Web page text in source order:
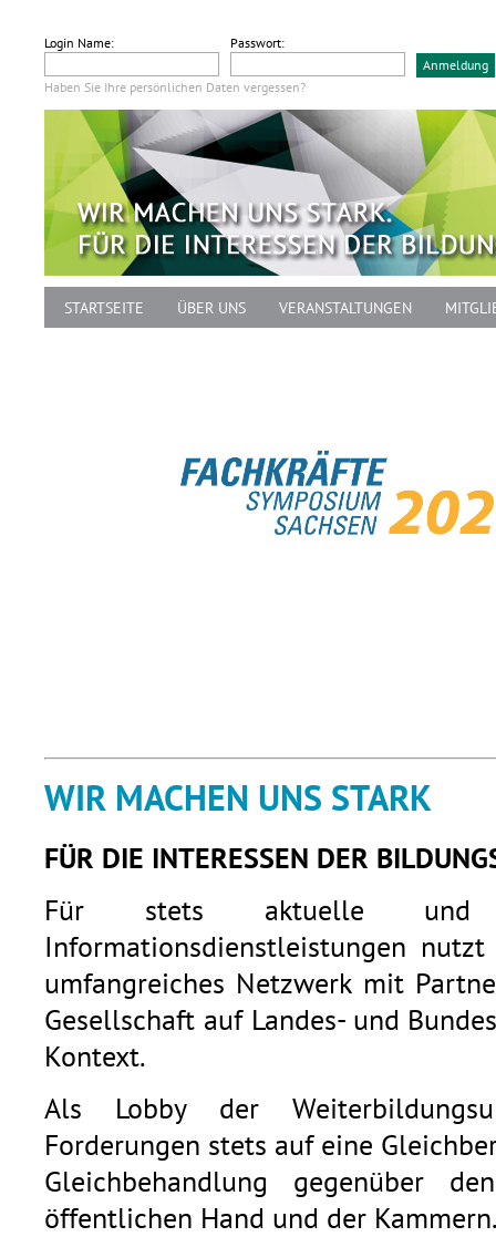
Login Name: Passwort:
Haben Sie Ihre persönlichen Daten vergessen?
STARTSEITE ÜBER UNS VERANSTALTUNGEN
WIR MACHEN UNS STARK
FÜR DIE INTERESSEN DER
Für stets aktuelle und
Informationsdienstleistungen
umfangreiches Netzwerk mit
Gesellschaft auf Landes- und
Kontext.
Als Lobby der
Forderungen stets auf eine
Gleichbehandlung gegenüber
öffentlichen Hand und der